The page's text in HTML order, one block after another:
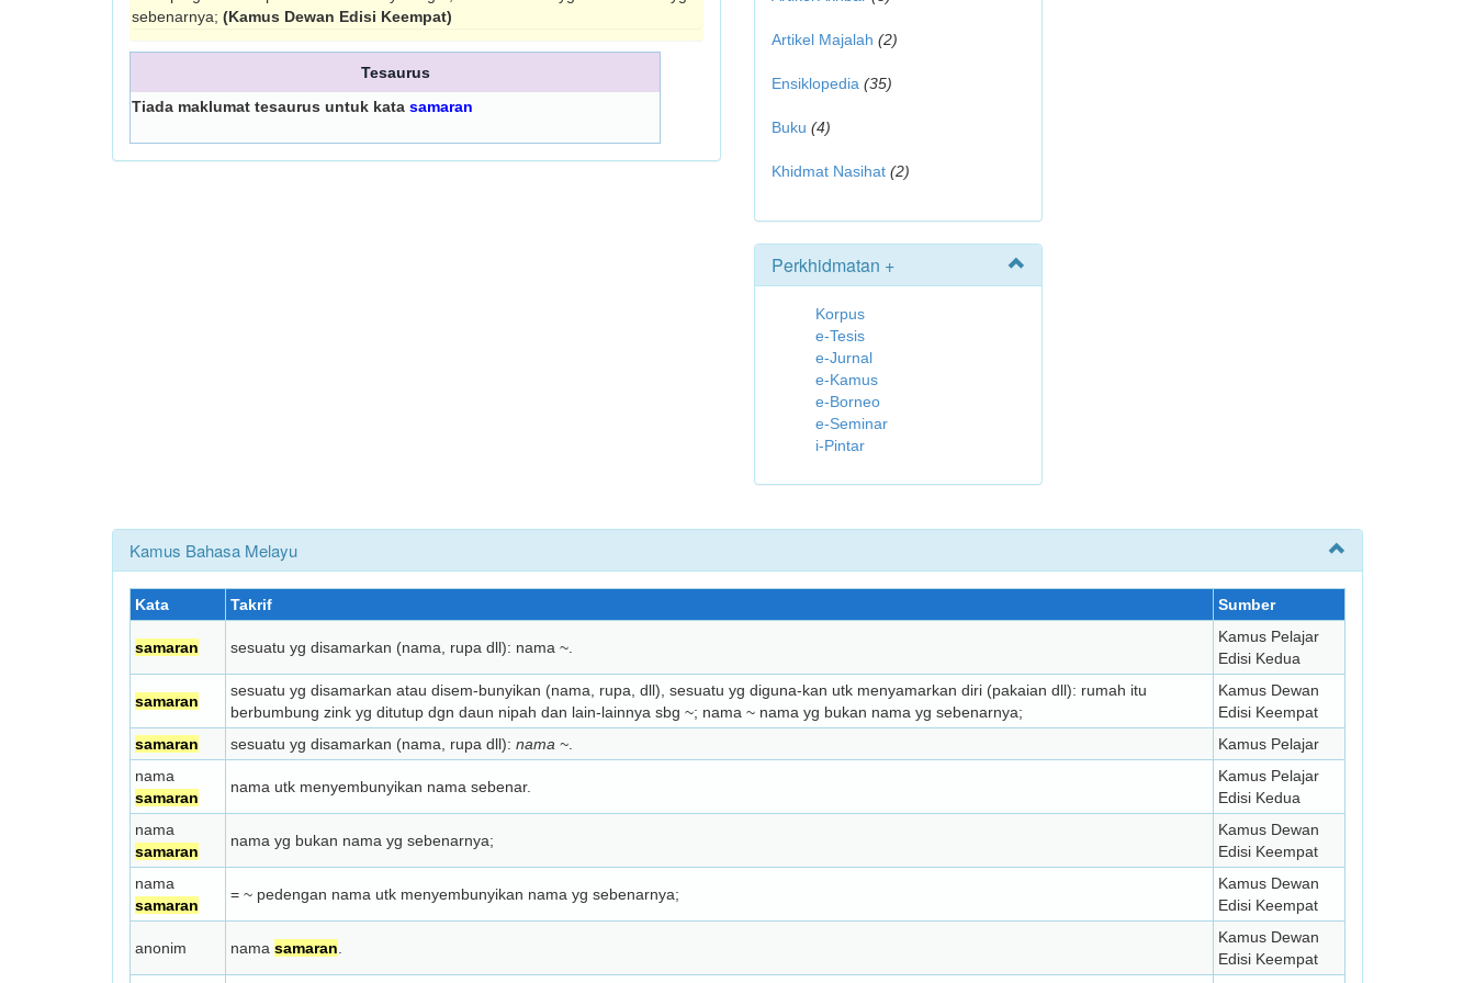
sebenarnya; (Kamus Dewan Edisi Keempat)
Tesaurus
Tiada maklumat tesaurus untuk kata samaran
Artikel Majalah (2)
Ensiklopedia (35)
Buku (4)
Khidmat Nasihat (2)
Perkhidmatan +
Korpus
e-Tesis
e-Jurnal
e-Kamus
e-Borneo
e-Seminar
i-Pintar
Kamus Bahasa Melayu
Kata Takrif Sumber
samaran sesuatu yg disamarkan (nama, rupa dll): nama ~.
Kamus Pelajar
Edisi Kedua
samaran
sesuatu yg disamarkan atau disem-bunyikan (nama, rupa, dll), sesuatu yg diguna-kan utk menyamarkan diri (pakaian dll): rumah itu
berbumbung zink yg ditutup dgn daun nipah dan lain-lainnya sbg ~; nama ~ nama yg bukan nama yg sebenarnya;
Kamus Dewan
Edisi Keempat
samaran
sesuatu yg disamarkan (nama, rupa dll): nama ~
Kamus Pelajar
nama
samaran
nama utk menyembunyikan nama sebenar.
Kamus Pelajar
Edisi Kedua
nama
samaran
nama yg bukan nama yg sebenarnya;
Kamus Dewan
Edisi Keempat
nama
samaran
= ~ pedengan nama utk menyem­bunyikan nama yg sebenarnya;
Kamus Dewan
Edisi Keempat
anonim nama samaran
Kamus Dewan
Edisi Keempat